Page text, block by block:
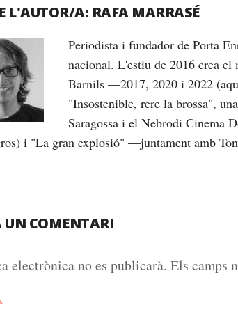
L'AUTOR/A: RAFA MARRASÉ
Periodista i fundador de Porta
nacional. L'estiu de 2016 crea el
Barnils —2017, 2020 i 2022
"Insostenible, rere la brossa",
Saragossa i el Nebrodi Cinema
i "La gran explosió" —juntament amb
UN COMENTARI
electrònica no es publicarà. Els camps